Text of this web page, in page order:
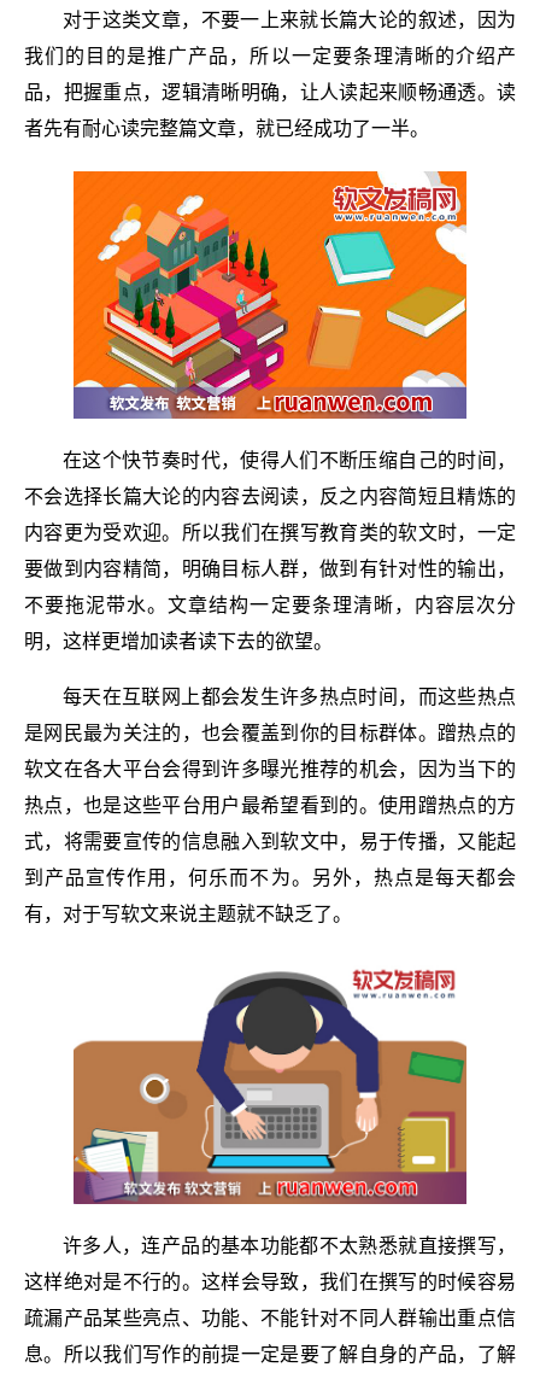
对于这类文章，不要一上来就长篇大论的叙述，因为
我们的目的是推广产品，所以一定要条理清晰的介绍产
品，把握重点，逻辑清晰明确，让人读起来顺畅通透。读
者先有耐心读完整篇文章，就已经成功了一半。
在这个快节奏时代，使得人们不断压缩自己的时间，
不会选择长篇大论的内容去阅读，反之内容简短且精炼的
内容更为受欢迎。所以我们在撰写教育类的软文时，一定
要做到内容精简，明确目标人群，做到有针对性的输出，
不要拖泥带水。文章结构一定要条理清晰，内容层次分
明，这样更增加读者读下去的欲望。
每天在互联网上都会发生许多热点时间，而这些热点
是网民最为关注的，也会覆盖到你的目标群体。蹭热点的
软文在各大平台会得到许多曝光推荐的机会，因为当下的
热点，也是这些平台用户最希望看到的。使用蹭热点的方
式，将需要宣传的信息融入到软文中，易于传播，又能起
到产品宣传作用，何乐而不为。另外，热点是每天都会
有，对于写软文来说主题就不缺乏了。
许多人，连产品的基本功能都不太熟悉就直接撰写，
这样绝对是不行的。这样会导致，我们在撰写的时候容易
疏漏产品某些亮点、功能、不能针对不同人群输出重点信
息。所以我们写作的前提一定是要了解自身的产品，了解